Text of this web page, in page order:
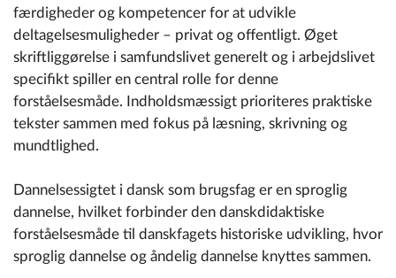
færdigheder og kompetencer for at udvikle
deltagelsesmuligheder – privat og offentligt. Øget
skriftliggørelse i samfundslivet generelt og i arbejdslivet
specifikt spiller en central rolle for denne
forståelsesmåde. Indholdsmæssigt prioriteres praktiske
tekster sammen med fokus på læsning, skrivning og
mundtlighed.
Dannelsessigtet i dansk som brugsfag er en sproglig
dannelse, hvilket forbinder den danskdidaktiske
forståelsesmåde til danskfagets historiske udvikling, hvor
sproglig dannelse og åndelig dannelse knyttes sammen.